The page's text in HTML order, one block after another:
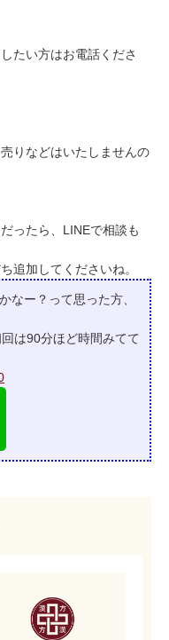
たい方はお電話くださ
りなどはいたしませんの
ったら、LINEで相談も
追加してくださいね。
なー？って思った方、
は90分ほど時間みてて